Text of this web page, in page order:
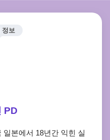
정보
PD
본에서 18년간 익힌 실